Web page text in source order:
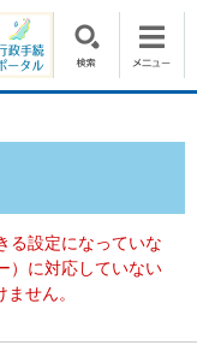
る設定になっていな
）に対応していない
せん。